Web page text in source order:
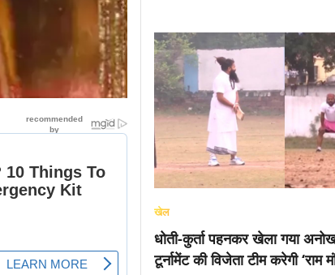
खेल
धोती-कुर्ता पहनकर खेला गया
टूर्नामेंट की विजेता टीम करेगी ‘राम